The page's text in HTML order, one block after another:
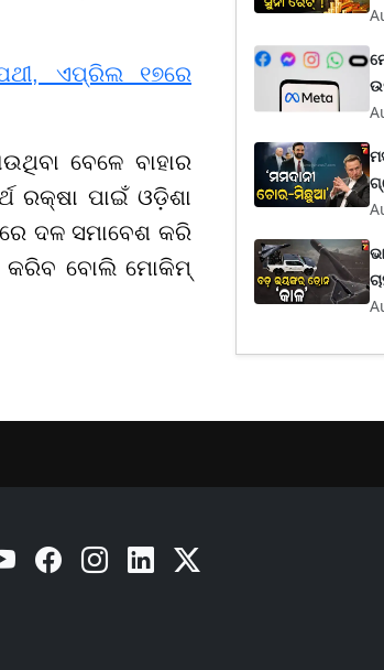
ଏପ୍ରିଲ ୧୭ରେ
ବେଳେ ବାହାର
ରକ୍ଷା ପାଇଁ ଓଡ଼ିଶା
ଦଳ ସମାବେଶ କରି
କରିବ ବୋଲି ମୋକିମ୍
YouTube Facebook Instagram